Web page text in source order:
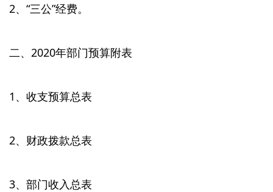
2、“三公”经费。
二、2020年部门预算附表
1、收支预算总表
2、财政拨款总表
3、部门收入总表